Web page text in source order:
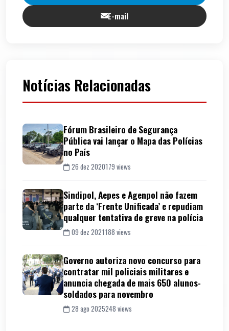
E-mail
Notícias Relacionadas
Fórum Brasileiro de Segurança
Pública vai lançar o Mapa das Polícias
no País
26 dez 2020179 views
Sindipol, Aepes e Agenpol não fazem
parte da ‘Frente Unificada’ e repudiam
qualquer tentativa de greve na polícia
09 dez 2021188 views
Governo autoriza novo concurso para
contratar mil policiais militares e
anuncia chegada de mais 650 alunos-
soldados para novembro
28 ago 2025248 views